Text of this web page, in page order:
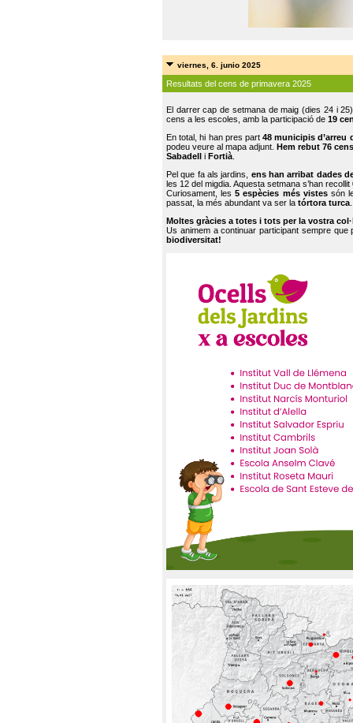
viernes, 6. junio 2025
Resultats del cens de primavera 2025
El darrer cap de setmana de maig (dies 24 i
cens a les escoles, amb la participació de 19
En total, hi han pres part48 municipis d’arreu
podeu veure al mapa adjunt. Hem rebut 76
Sabadell i Fortià
Pel que fa als jardins, ens han arribat dades
les 12 del migdia. Aquesta setmana s’han recollit
Curiosament, les5 espècies més vistessón
passat, la més abundant va ser la tórtora turca
Moltes gràcies a totes i tots per la vostra
Us animem a continuar participant sempre que
biodiversitat!